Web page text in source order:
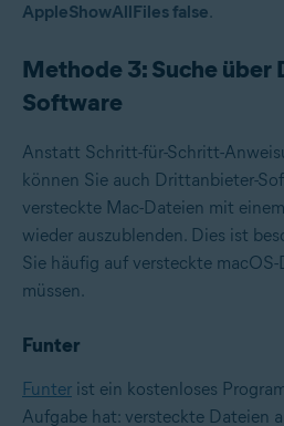
AppleShowAllFiles false.
Methode 3: Suche
Software
Anstatt Schritt-für-Schritt-
können Sie auch Drittanbieter-
versteckte Mac-Dateien mit
wieder auszublenden. Dies ist
Sie häufig auf versteckte
müssen.
Funter
Funter ist ein kostenloses
Aufgabe hat: versteckte Dateien